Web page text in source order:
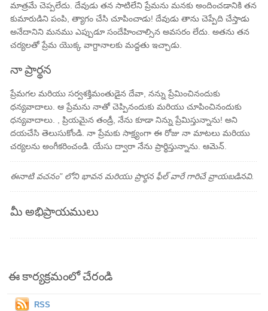
మాత్రమే చెప్పలేదు. దేవుడు తన సాటిలేని ప్రేమను మనకు అందించడానికి తన
కుమారుడిని పంపి, త్యాగం చేసి చూపించాడు! దేవుడు తాను చెప్పేది చేస్తాడు
అనేదానిని మనము ఎప్పుడూ సందేహించాల్సిన అవసరం లేదు. అతను తన
చర్యలతో ప్రేమ యొక్క వాగ్దానాలకు మద్దతు ఇచ్చాడు.
నా ప్రార్థన
ప్రేమగల మరియు సర్వశక్తిమంతుడైన దేవా, నన్ను ప్రేమించినందుకు
ధన్యవాదాలు. ఆ ప్రేమను నాతో చెప్పినందుకు మరియు చూపించినందుకు
ధన్యవాదాలు. , ప్రియమైన తండ్రీ, నేను కూడా నిన్ను ప్రేమిస్తున్నాను! అని
దయచేసి తెలుసుకోండి. నా ప్రేమకు సాక్ష్యంగా ఈ రోజు నా మాటలు మరియు
చర్యలను అంగీకరించండి. యేసు ద్వారా నేను ప్రార్థిస్తున్నాను. ఆమెన్.
ఈనాటి వచనం" లోని భావన మరియు ప్రార్థన ఫీల్ వారే గారిచే వ్రాయబడినవి.
మీ అభిప్రాయములు
ఈ కార్యక్రమంలో చేరండి
RSS